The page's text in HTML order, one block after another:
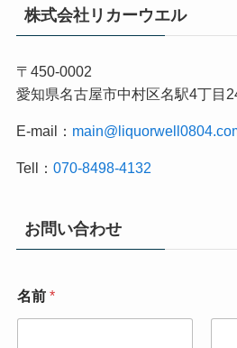
株式会社リカーウエル
〒450-0002
愛知県名古屋市中村区名駅4丁目
E-mail：
Tell： 070-8498-4132
お問い合わせ
名前 *